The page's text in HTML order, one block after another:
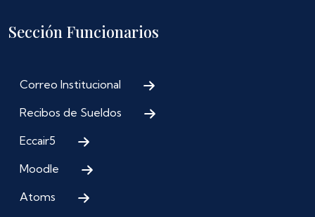
Sección Funcionarios
Correo Institucional
Recibos de Sueldos
Eccair5
Moodle
Atoms